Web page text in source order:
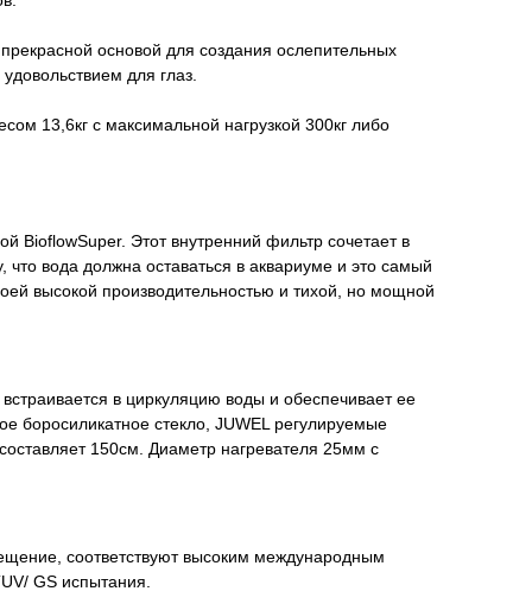
основой для создания ослепительных
для глаз.
13,6кг с максимальной нагрузкой 300кг либо
Этот внутренний фильтр сочетает в
вода должна оставаться в аквариуме и это самый
высокой производительностью и тихой, но мощной
в циркуляцию воды и обеспечивает ее
боросиликатное стекло, JUWEL регулируемые
150см. Диаметр нагревателя 25мм с
соответствуют высоким международным
GS испытания.